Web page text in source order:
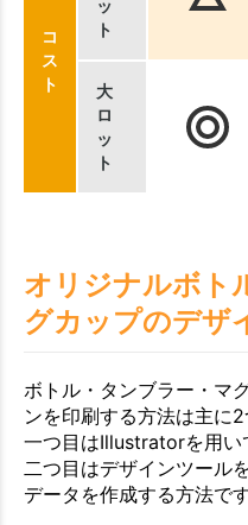
コ
ス
ト
ッ
ト
大
ロ
ッ
ト
オリジナルボト
グカップのデザ
ボトル・タンブラー・マ
ンを印刷する方法は主に2
一つ目はIllustratorを用い
二つ目はデザインツール
データを作成する方法です